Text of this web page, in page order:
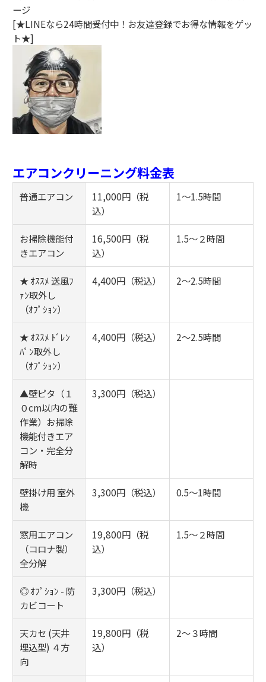
ージ
[★LINEなら24時間受付中！お友達登録でお得な情報をゲッ
ト★]
エアコンクリーニング料金表
普通エアコン
11,000円（税
込）
1～1.5時間
お掃除機能付
きエアコン
16,500円（税
込）
1.5～２時間
★ ｵｽｽﾒ 送風ﾌ
ｧﾝ取外し
（ｵﾌﾟｼｮﾝ）
4,400円（税込） 2～2.5時間
★ ｵｽｽﾒ ﾄﾞﾚﾝ
ﾊﾟﾝ取外し
（ｵﾌﾟｼｮﾝ）
4,400円（税込） 2～2.5時間
▲壁ピタ（１
０cm以内の難
作業）お掃除
機能付きエア
コン・完全分
解時
3,300円（税込）
壁掛け用 室外
機
3,300円（税込） 0.5～1時間
窓用エアコン
（コロナ製）
全分解
19,800円（税
込）
1.5～２時間
◎ ｵﾌﾟｼｮﾝ - 防
カビコート
3,300円（税込）
天カセ (天井
埋込型) ４方
向
19,800円（税
込）
2～３時間